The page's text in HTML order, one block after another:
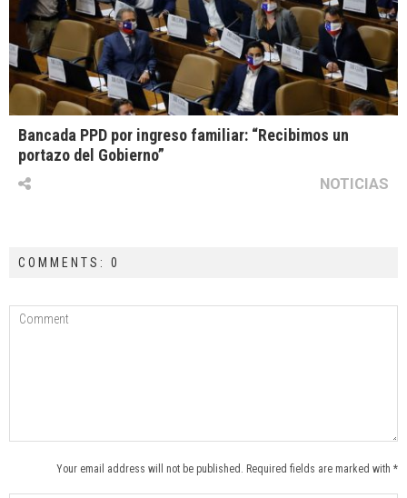
Bancada PPD por ingreso familiar: “Recibimos un
portazo del Gobierno”
NOTICIAS
COMMENTS: 0
Your email address will not be published. Required fields are marked with *